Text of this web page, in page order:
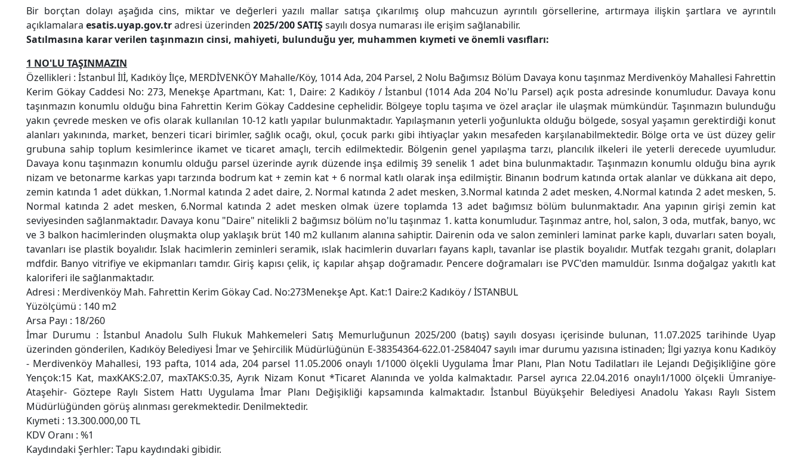
Bir borçtan dolayı aşağıda cins, miktar ve değerleri yazılı mallar satışa çıkarılmış olup mahcuzun ayrıntılı görsellerine, artırmaya ilişkin şartlara ve ayrıntılı
açıklamalara esatis.uyap.gov.tradresi üzerinden 2025/200 SATIŞsayılı dosya numarası ile erişim sağlanabilir.
Satılmasına karar verilen taşınmazın cinsi, mahiyeti, bulunduğu yer, muhammen kıymeti ve önemli vasıfları:
1 NO'LU TAŞINMAZIN
Özellikleri : İstanbul İlİ, Kadıköy İlçe, MERDİVENKÖY Mahalle/Köy, 1014 Ada, 204 Parsel, 2 Nolu Bağımsız Bölüm Davaya konu taşınmaz Merdivenköy Mahallesi Fahrettin
Kerim Gökay Caddesi No: 273, Menekşe Apartmanı, Kat: 1, Daire: 2 Kadıköy / İstanbul (1014 Ada 204 No'lu Parsel) açık posta adresinde konumludur. Davaya konu
taşınmazın konumlu olduğu bina Fahrettin Kerim Gökay Caddesine cephelidir. Bölgeye toplu taşıma ve özel araçlar ile ulaşmak mümkündür. Taşınmazın bulunduğu
yakın çevrede mesken ve ofis olarak kullanılan 10-12 katlı yapılar bulunmaktadır. Yapılaşmanın yeterli yoğunlukta olduğu bölgede, sosyal yaşamın gerektirdiği konut
alanları yakınında, market, benzeri ticari birimler, sağlık ocağı, okul, çocuk parkı gibi ihtiyaçlar yakın mesafeden karşılanabilmektedir. Bölge orta ve üst düzey gelir
grubuna sahip toplum kesimlerince ikamet ve ticaret amaçlı, tercih edilmektedir. Bölgenin genel yapılaşma tarzı, plancılık ilkeleri ile yeterli derecede uyumludur.
Davaya konu taşınmazın konumlu olduğu parsel üzerinde ayrık düzende inşa edilmiş 39 senelik 1 adet bina bulunmaktadır. Taşınmazın konumlu olduğu bina ayrık
nizam ve betonarme karkas yapı tarzında bodrum kat + zemin kat + 6 normal katlı olarak inşa edilmiştir. Binanın bodrum katında ortak alanlar ve dükkana ait depo,
zemin katında 1 adet dükkan, 1.Normal katında 2 adet daire, 2. Normal katında 2 adet mesken, 3.Normal katında 2 adet mesken, 4.Normal katında 2 adet mesken, 5.
Normal katında 2 adet mesken, 6.Normal katında 2 adet mesken olmak üzere toplamda 13 adet bağımsız bölüm bulunmaktadır. Ana yapının girişi zemin kat
seviyesinden sağlanmaktadır. Davaya konu "Daire" nitelikli 2 bağımsız bölüm no'lu taşınmaz 1. katta konumludur. Taşınmaz antre, hol, salon, 3 oda, mutfak, banyo, wc
ve 3 balkon hacimlerinden oluşmakta olup yaklaşık brüt 140 m2 kullanım alanına sahiptir. Dairenin oda ve salon zeminleri laminat parke kaplı, duvarları saten boyalı,
tavanları ise plastik boyalıdır. Islak hacimlerin zeminleri seramik, ıslak hacimlerin duvarları fayans kaplı, tavanlar ise plastik boyalıdır. Mutfak tezgahı granit, dolapları
mdfdir. Banyo vitrifiye ve ekipmanları tamdır. Giriş kapısı çelik, iç kapılar ahşap doğramadır. Pencere doğramaları ise PVC'den mamuldür. Isınma doğalgaz yakıtlı kat
kaloriferi ile sağlanmaktadır.
Adresi : Merdivenköy Mah. Fahrettin Kerim Gökay Cad. No:273Menekşe Apt. Kat:1 Daire:2 Kadıköy / İSTANBUL
Yüzölçümü : 140 m2
Arsa Payı : 18/260
İmar Durumu : İstanbul Anadolu Sulh Flukuk Mahkemeleri Satış Memurluğunun 2025/200 (batış) sayılı dosyası içerisinde bulunan, 11.07.2025 tarihinde Uyap
üzerinden gönderilen, Kadıköy Belediyesi İmar ve Şehircilik Müdürlüğünün E-38354364-622.01-2584047 sayılı imar durumu yazısına istinaden; İlgi yazıya konu Kadıköy
- Merdivenköy Mahallesi, 193 pafta, 1014 ada, 204 parsel 11.05.2006 onaylı 1/1000 ölçekli Uygulama İmar Planı, Plan Notu Tadilatları ile Lejandı Değişikliğine göre
Yençok:15 Kat, maxKAKS:2.07, maxTAKS:0.35, Ayrık Nizam Konut *Ticaret Alanında ve yolda kalmaktadır. Parsel ayrıca 22.04.2016 onaylı1/1000 ölçekli Ümraniye-
Ataşehir- Göztepe Raylı Sistem Hattı Uygulama İmar Planı Değişikliği kapsamında kalmaktadır. İstanbul Büyükşehir Belediyesi Anadolu Yakası Raylı Sistem
Müdürlüğünden görüş alınması gerekmektedir. Denilmektedir.
Kıymeti : 13.300.000,00 TL
KDV Oranı : %1
Kaydındaki Şerhler: Tapu kaydındaki gibidir.